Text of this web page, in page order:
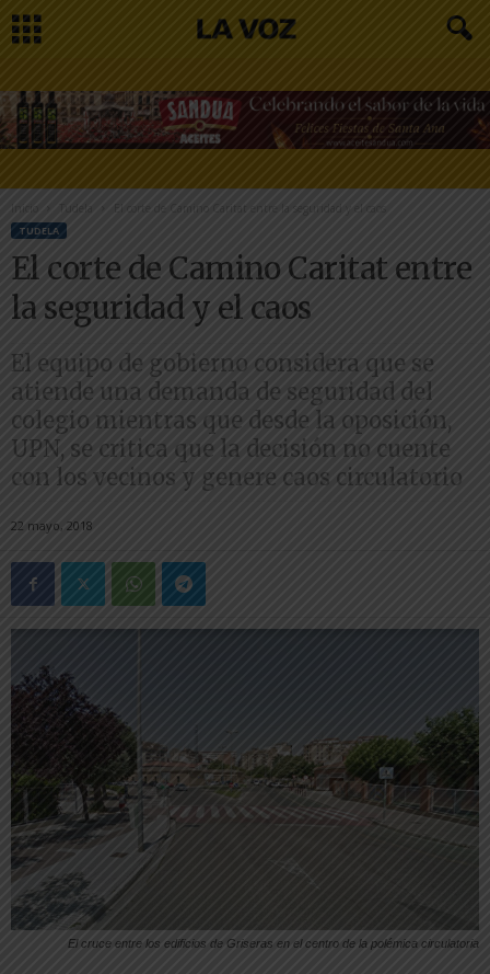
Inicio Tudela El corte de Camino Caritat entre la seguridad y el caos
TUDELA
El corte de Camino Caritat entre
la seguridad y el caos
El equipo de gobierno considera que se
atiende una demanda de seguridad del
colegio mientras que desde la oposición,
UPN, se critica que la decisión no cuente
con los vecinos y genere caos circulatorio
22 mayo, 2018
El cruce entre los edificios de Griseras en el centro de la polémica circulatoria